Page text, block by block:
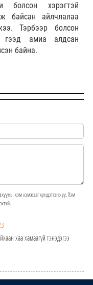
болсон хэрэгтэй
байсан айлчлалаа
Тэрбээр болсон
гээд амиа алдсан
байна.
хэм хэмжээг хүндэтгэнэ үү. Хэм
хаа хамаагүй тэнэдэгээ